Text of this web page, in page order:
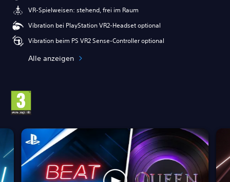
VR-Spielweisen: stehend, frei im Raum
Vibration bei PlayStation VR2-Headset optional
Vibration beim PS VR2 Sense-Controller optional
Alle anzeigen